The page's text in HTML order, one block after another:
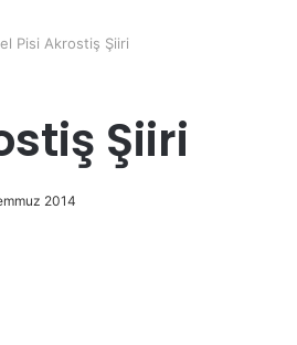
Pisi Akrostiş Şiiri
Şiiri
2014